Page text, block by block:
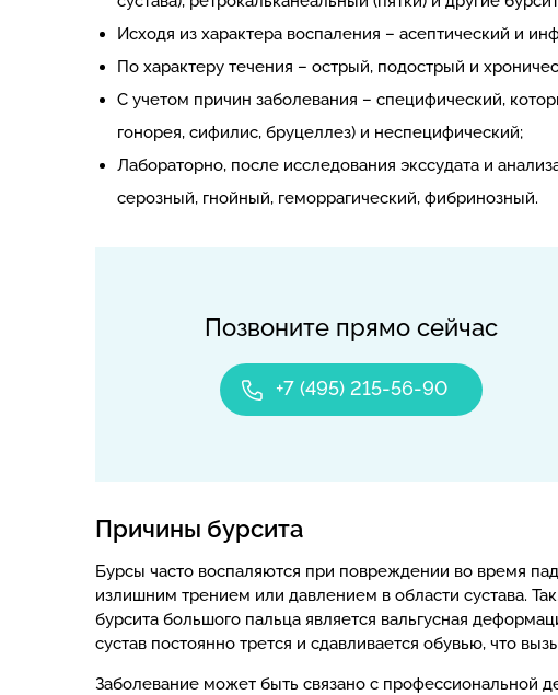
Исходя из характера воспаления – асептический и
По характеру течения – острый, подострый и
С учетом причин заболевания – специфический,
гонорея, сифилис, бруцеллез) и неспецифический;
Лабораторно, после исследования экссудата и
серозный, гнойный, геморрагический, фибринозный.
Позвоните прямо сейчас
+7 (495) 215-56-90
Причины бурсита
Бурсы часто воспаляются при повреждении во время
излишним трением или давлением в области сустава.
бурсита большого пальца является вальгусная
сустав постоянно трется и сдавливается обувью, что
Заболевание может быть связано с профессиональной